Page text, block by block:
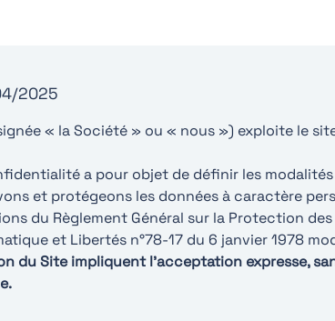
2025
« la Société » ou « nous ») exploite le
a pour objet de définir les
et protégeons les données à caractère
du Règlement Général sur la Protection des
et Libertés n°78-17 du 6 janvier 1978
du Site impliquent l’acceptation expresse,